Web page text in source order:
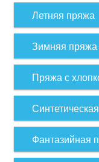
Летняя пряжа
Зимняя пряжа
Пряжа с
Фантазийная